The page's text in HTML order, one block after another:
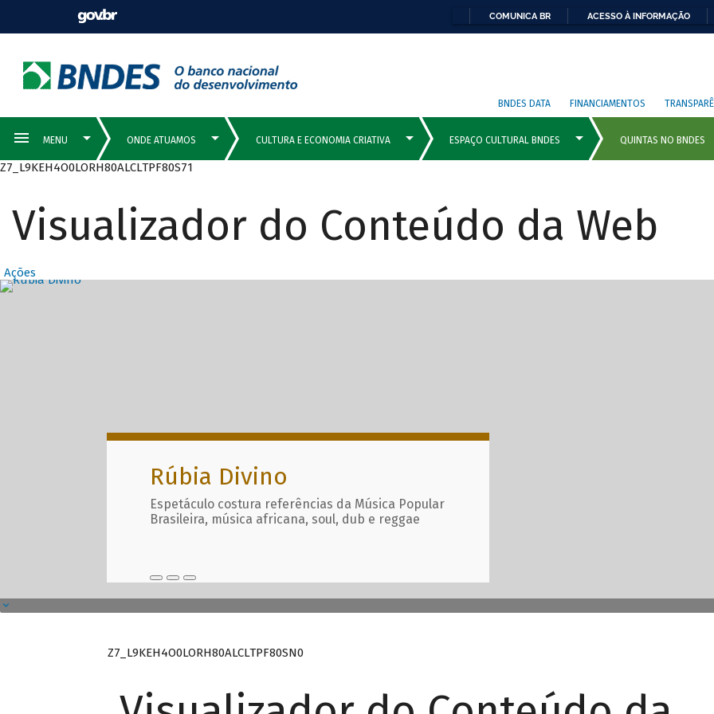
COMUNICA BR ACESSO À INFORMAÇÃO
BNDES DATA FINANCIAMENTOS
Z7_L9KEH4O0LORH80ALCLTPF80S71
Visualizador do Conteúdo da Web
Ações
Destaques Principais com
Rúbia Divino
Espetáculo costura referências da Música Popular
Brasileira, música africana, soul, dub e reggae
Z7_L9KEH4O0LORH80ALCLTPF80SN0